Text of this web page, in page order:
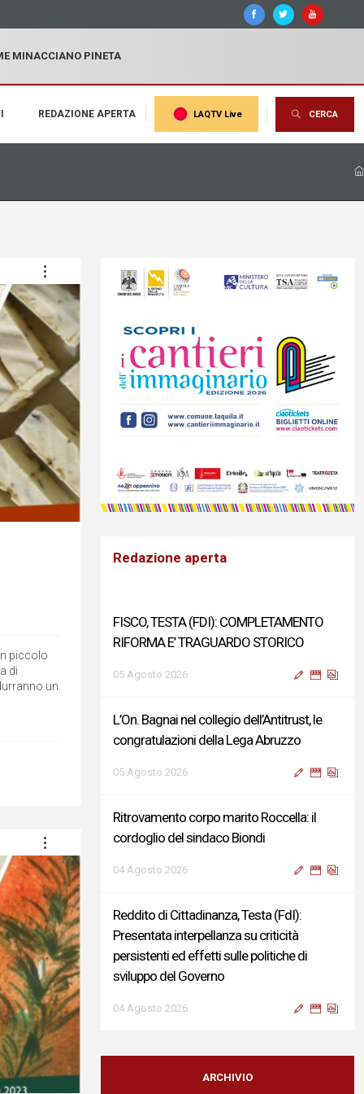
MINACCIANO PINETA
REDAZIONE APERTA LAQTV Live CERCA
piccolo
di
un
Redazione aperta
FISCO, TESTA (FDI): COMPLETAMENTO
RIFORMA E’ TRAGUARDO STORICO
05 Agosto 2026
L’On. Bagnai nel collegio dell’Antitrust, le
congratulazioni della Lega Abruzzo
05 Agosto 2026
Ritrovamento corpo marito Roccella: il
cordoglio del sindaco Biondi
04 Agosto 2026
Reddito di Cittadinanza, Testa (FdI):
Presentata interpellanza su criticità
persistenti ed effetti sulle politiche di
sviluppo del Governo
04 Agosto 2026
Sigismondi, Liris e Testa: “Profondo
cordoglio e vicinanza al Ministro Roccella e
ARCHIVIO